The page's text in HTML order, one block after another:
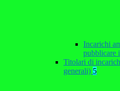
Incarichi
pubblicare
Titolari di
generali) 5